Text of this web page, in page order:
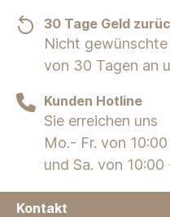
30 Tage Geld
Nicht
von 30 Tagen an
Kunden Hotline
Sie erreichen uns
Mo.- Fr. von
und Sa. von
Kontakt